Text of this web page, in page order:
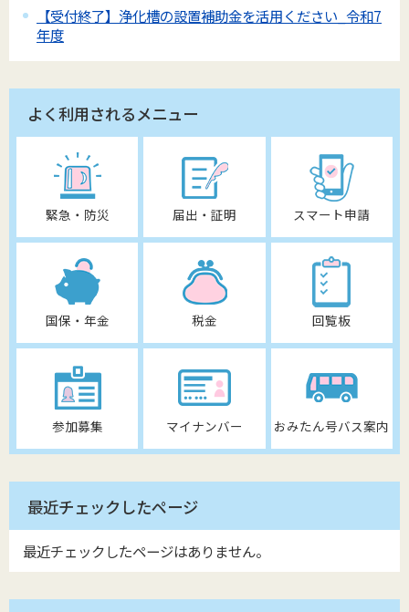
【受付終了】浄化槽の設置補助金を活用ください_令和7
年度
よく利用されるメニュー
緊急・防災 届出・証明 スマート申請
国保・年金 税金 回覧板
参加募集 マイナンバー おみたん号バス案内
最近チェックしたページ
最近チェックしたページはありません。